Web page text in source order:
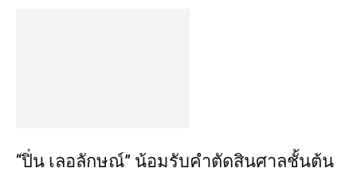
“ปิ่น เลอลักษณ์” น้อมรับคำตัดสินศาลชั้นต้น